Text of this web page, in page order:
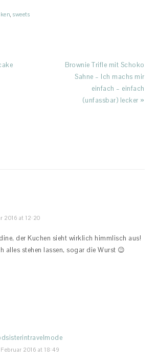
,sweets
Next
Post:
Brownie Trifle mit Schoko
Sahne – Ich machs mir
einfach – einfach
(unfassbar) lecker »
2016 at 12:20
der Kuchen sieht wirklich himmlisch aus!
alles stehen lassen, sogar die Wurst 😉
2016 at 18:49